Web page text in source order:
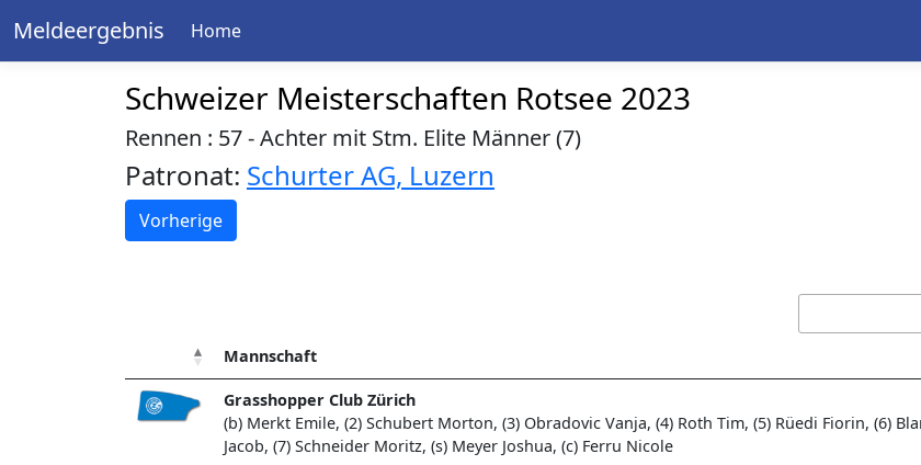
Meldeergebnis Home
Schweizer Meisterschaften Rotsee 2023
Rennen : 57 - Achter mit Stm. Elite Männer (7)
Patronat: Schurter AG, Luzern
Vorherige
Mannschaft
Grasshopper Club Zürich
(b) Merkt Emile, (2) Schubert Morton, (3) Obradovic Vanja, (4) Roth Tim, (5) Rüedi Fiorin, (6)
Jacob, (7) Schneider Moritz, (s) Meyer Joshua, (c) Ferru Nicole